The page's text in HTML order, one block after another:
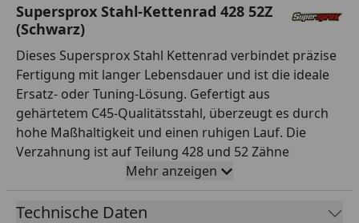
Supersprox Stahl-Kettenrad 428 52Z
(Schwarz)
Dieses Supersprox Stahl Kettenrad verbindet präzise
Fertigung mit langer Lebensdauer und ist die ideale
Ersatz- oder Tuning-Lösung. Gefertigt aus
gehärtetem C45-Qualitätsstahl, überzeugt es durch
hohe Maßhaltigkeit und einen ruhigen Lauf. Die
Verzahnung ist auf Teilung 428 und 52 Zähne
ausgelegt und passt damit exakt zur entsprechenden
Kette. Mit einem Innendurchmesser von 142,0 mm
und einem Lochkreis von 164,0 mm (6-Loch)
Mehr anzeigen
Technische Daten